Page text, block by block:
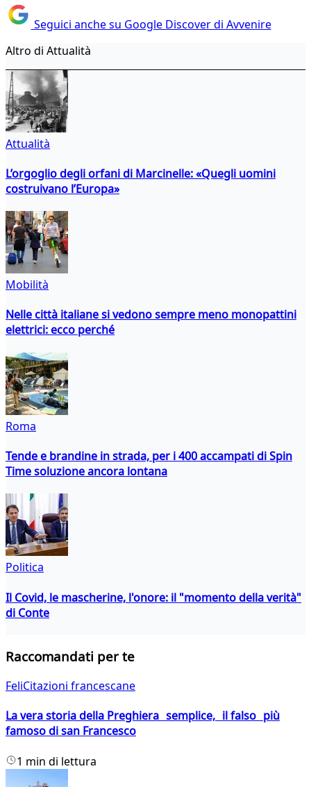
Seguici anche su Google Discover di Avvenire
Altro di Attualità
Attualità
L’orgoglio degli orfani di Marcinelle: «Quegli uomini
costruivano l’Europa»
Mobilità
Nelle città italiane si vedono sempre meno monopattini
elettrici: ecco perché
Roma
Tende e brandine in strada, per i 400 accampati di Spin
Time soluzione ancora lontana
Politica
Il Covid, le mascherine, l'onore: il "momento della verità"
di Conte
Raccomandati per te
FeliCitazioni francescane
La vera storia della Preghiera semplice, il falso più
famoso di san Francesco
1 min di lettura